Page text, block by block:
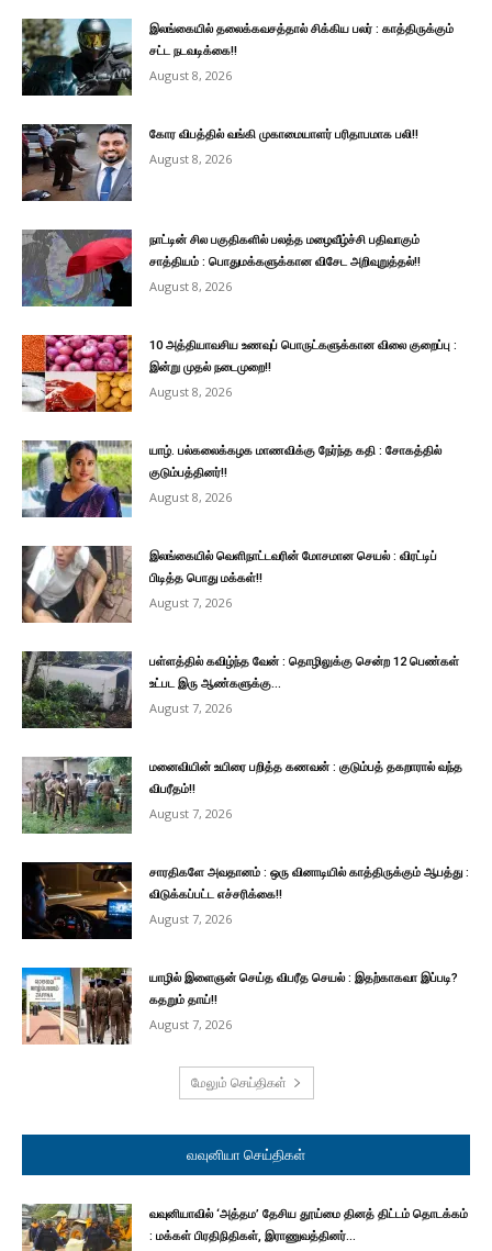
இலங்கையில் தலைக்கவசத்தால் சிக்கிய பலர் : காத்திருக்கும்
சட்ட நடவடிக்கை!!
August 8, 2026
கோர விபத்தில் வங்கி முகாமையாளர் பரிதாபமாக பலி!!
August 8, 2026
நாட்டின் சில பகுதிகளில் பலத்த மழைவீழ்ச்சி பதிவாகும்
சாத்தியம் : பொதுமக்களுக்கான விசேட அறிவுறுத்தல்!!
August 8, 2026
10 அத்தியாவசிய உணவுப் பொருட்களுக்கான விலை குறைப்பு :
இன்று முதல் நடைமுறை!!
August 8, 2026
யாழ். பல்கலைக்கழக மாணவிக்கு நேர்ந்த கதி : சோகத்தில்
குடும்பத்தினர்!!
August 8, 2026
இலங்கையில் வெளிநாட்டவரின் மோசமான செயல் : விரட்டிப்
பிடித்த பொது மக்கள்!!
August 7, 2026
பள்ளத்தில் கவிழ்ந்த வேன் : தொழிலுக்கு சென்ற 12 பெண்கள்
உட்பட இரு ஆண்களுக்கு...
August 7, 2026
மனைவியின் உயிரை பறித்த கணவன் : குடும்பத் தகறாரால் வந்த
விபரீதம்!!
August 7, 2026
சாரதிகளே அவதானம் : ஒரு வினாடியில் காத்திருக்கும் ஆபத்து :
விடுக்கப்பட்ட எச்சரிக்கை!!
August 7, 2026
யாழில் இளைஞன் செய்த விபரீத செயல் : இதற்காகவா இப்படி?
கதறும் தாய்!!
August 7, 2026
மேலும் செய்திகள்
வவுனியா செய்திகள்
வவுனியாவில் ‘அத்தம’ தேசிய தூய்மை தினத் திட்டம் தொடக்கம்
: மக்கள் பிரதிநிதிகள், இராணுவத்தினர்...